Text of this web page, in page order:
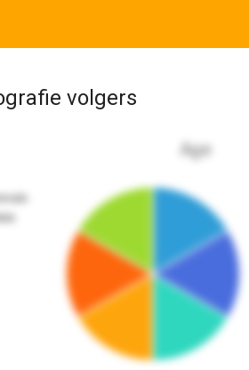
volgers
Age